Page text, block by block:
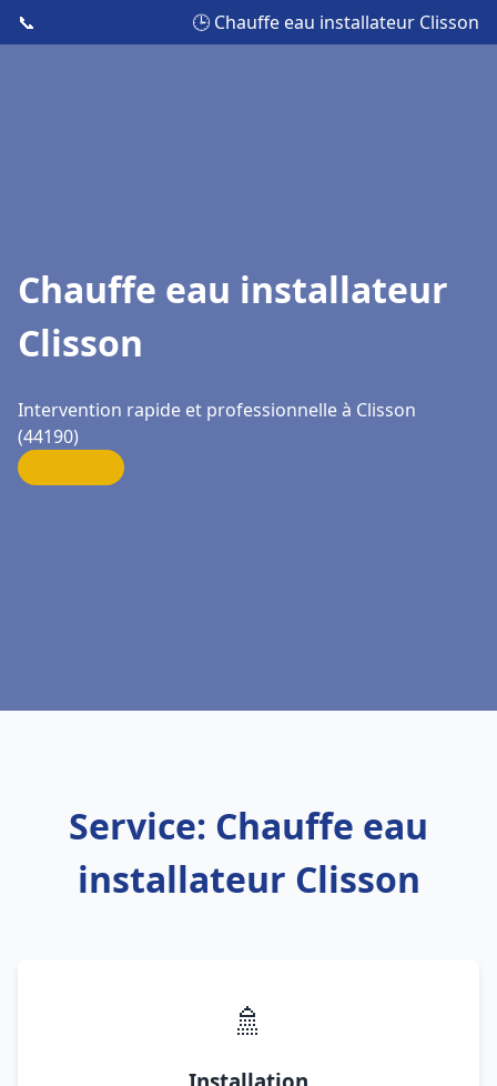
📞 🕒 Chauffe eau installateur Clisson
Chauffe eau installateur
Clisson
Intervention rapide et professionnelle à Clisson
(44190)
Service: Chauffe eau
installateur Clisson
🚿